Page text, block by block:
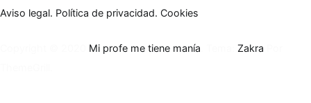
Aviso legal. Política de privacidad. Cookies
Mi profe me tiene manía Zakra